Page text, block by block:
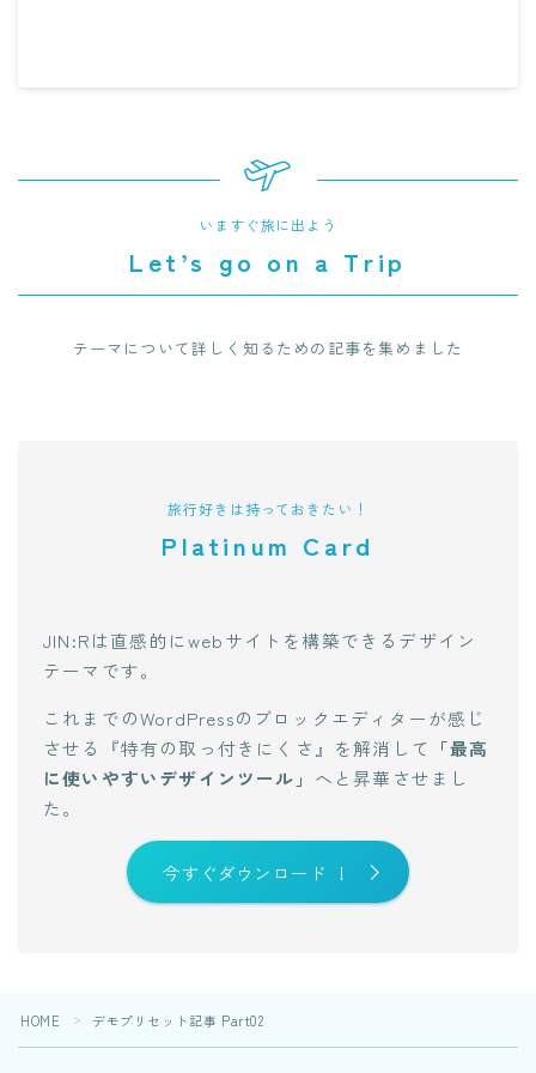
いますぐ旅に出よう
Let’s go on a Trip
テーマについて詳しく知るための記事を集めました
旅行好きは持っておきたい！
Platinum Card
JIN:Rは直感的にwebサイトを構築できるデザイン
テーマです。
これまでのWordPressのブロックエディターが感じ
させる『特有の取っ付きにくさ』を解消して 「最高
に使いやすいデザインツール」 へと昇華させまし
た。
今すぐダウンロード ！
HOME ＞ デモプリセット記事 Part02